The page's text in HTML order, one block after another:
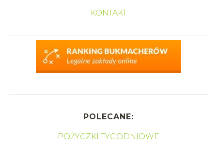
KONTAKT
POLECANE:
POŻYCZKI TYGODNIOWE